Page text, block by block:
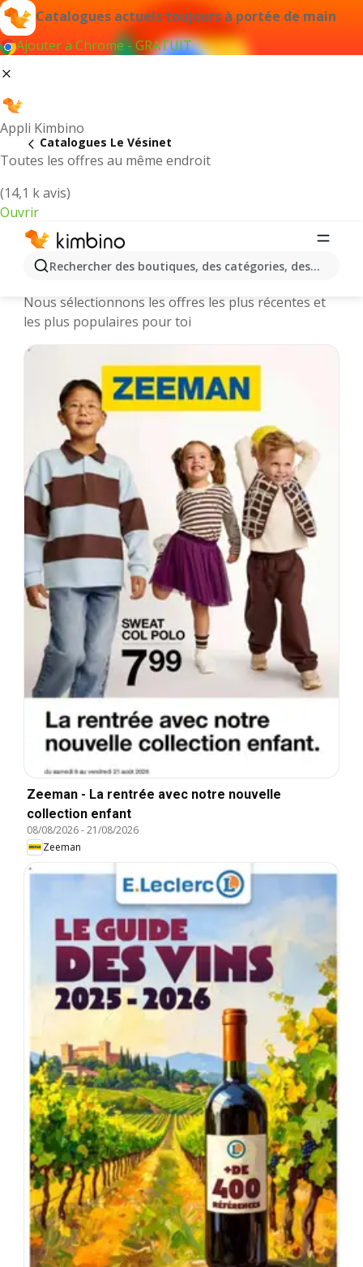
Catalogues actuels toujours à portée de main
Ajouter à Chrome - GRATUIT
Appli Kimbino
Toutes les offres au même endroit
(14,1 k avis)
Ouvrir
Rechercher des boutiques, des catégories, des
Catalogues Le Vésinet
Le Vésinet || Catalogues et
Nous sélectionnons les offres les plus récentes et
les plus populaires pour toi
Zeeman - La rentrée avec notre nouvelle
collection enfant
08/08/2026-21/08/2026
Zeeman